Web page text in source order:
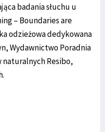
badania słuchu u
– Boundaries are
odzieżowa dedykowana
Wydawnictwo Poradnia
Resibo,